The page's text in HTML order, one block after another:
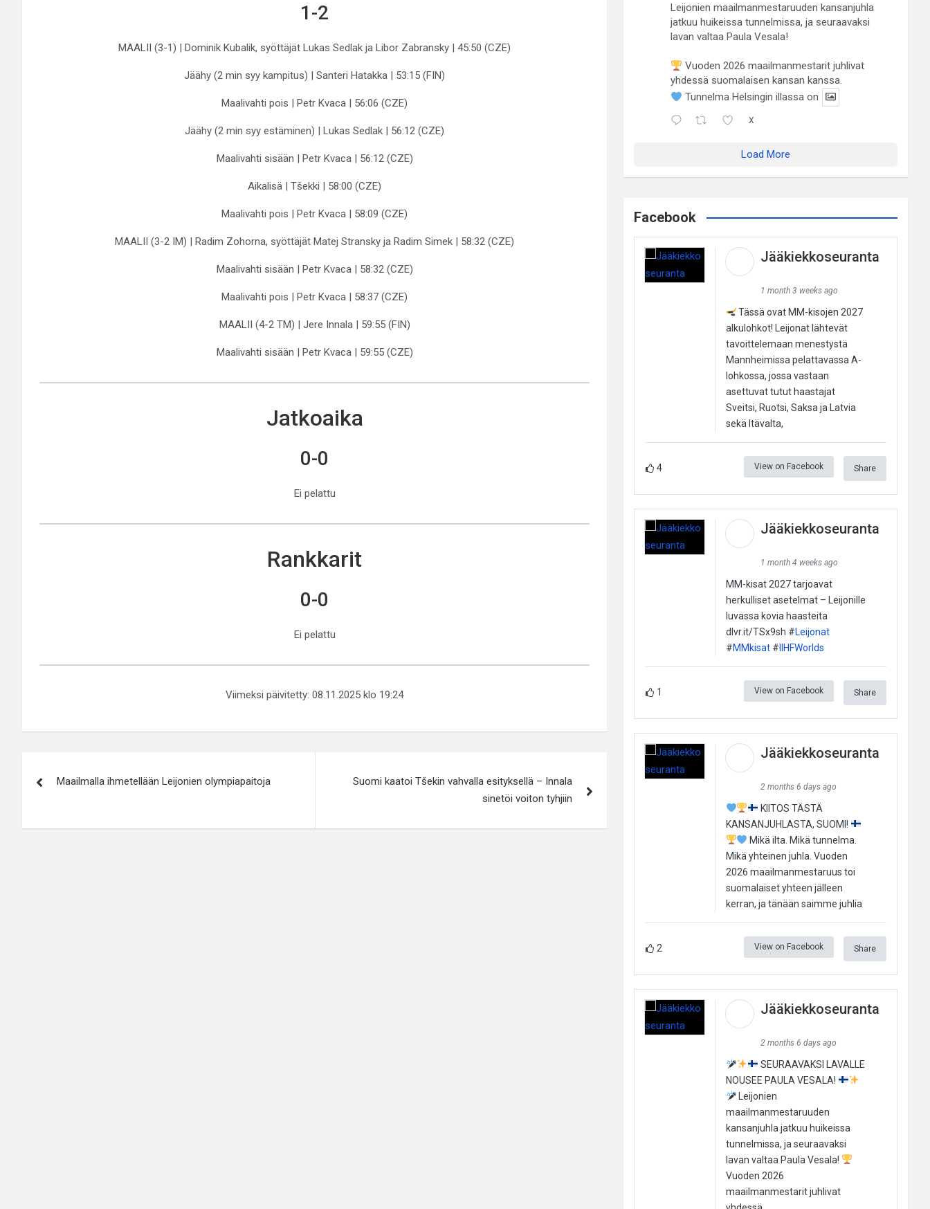
1-2
MAALII (3-1) | Dominik Kubalik, syöttäjät Lukas Sedlak ja Libor Zabransky | 45:50 (CZE)
Jäähy (2 min syy kampitus) | Santeri Hatakka | 53:15 (FIN)
Maalivahti pois | Petr Kvaca | 56:06 (CZE)
Jäähy (2 min syy estäminen) | Lukas Sedlak | 56:12 (CZE)
Maalivahti sisään | Petr Kvaca | 56:12 (CZE)
Aikalisä | Tšekki | 58:00 (CZE)
Maalivahti pois | Petr Kvaca | 58:09 (CZE)
MAALII (3-2 IM) | Radim Zohorna, syöttäjät Matej Stransky ja Radim Simek | 58:32 (CZE)
Maalivahti sisään | Petr Kvaca | 58:32 (CZE)
Maalivahti pois | Petr Kvaca | 58:37 (CZE)
MAALII (4-2 TM) | Jere Innala | 59:55 (FIN)
Maalivahti sisään | Petr Kvaca | 59:55 (CZE)
Jatkoaika
0-0
Ei pelattu
Rankkarit
0-0
Ei pelattu
Viimeksi päivitetty: 08.11.2025 klo 19:24
selaus
Maailmalla ihmetellään Leijonien olympiapaitoja
Suomi kaatoi Tšekin vahvalla esityksellä – Innala
sinetöi voiton tyhjiin
Leijonien maailmanmestaruuden kansanjuhla
jatkuu huikeissa tunnelmissa, ja seuraavaksi
lavan valtaa Paula Vesala!
Vuoden 2026 maailmanmestarit juhlivat
yhdessä suomalaisen kansan kanssa.
Tunnelma Helsingin illassa on
X
Load More
Facebook
Jääkiekkoseuranta
1 month 3 weeks ago
Tässä ovat MM-kisojen 2027
alkulohkot! Leijonat lähtevät
tavoittelemaan menestystä
Mannheimissa pelattavassa A-
lohkossa, jossa vastaan
asettuvat tutut haastajat
Sveitsi, Ruotsi, Saksa ja Latvia
sekä Itävalta,
4 View on Facebook Share
Jääkiekkoseuranta
1 month 4 weeks ago
MM-kisat 2027 tarjoavat
herkulliset asetelmat – Leijonille
luvassa kovia haasteita
dlvr.it/TSx9sh #Leijonat
#MMkisat#IIHFWorlds
1 View on Facebook Share
Jääkiekkoseuranta
2 months 6 days ago
KIITOS TÄSTÄ
KANSANJUHLASTA, SUOMI!
Mikä ilta. Mikä tunnelma.
Mikä yhteinen juhla. Vuoden
2026 maailmanmestaruus toi
suomalaiset yhteen jälleen
kerran, ja tänään saimme juhlia
2 View on Facebook Share
Jääkiekkoseuranta
2 months 6 days ago
SEURAAVAKSI LAVALLE
NOUSEE PAULA VESALA!
Leijonien
maailmanmestaruuden
kansanjuhla jatkuu huikeissa
tunnelmissa, ja seuraavaksi
lavan valtaa Paula Vesala!
Vuoden 2026
maailmanmestarit juhlivat